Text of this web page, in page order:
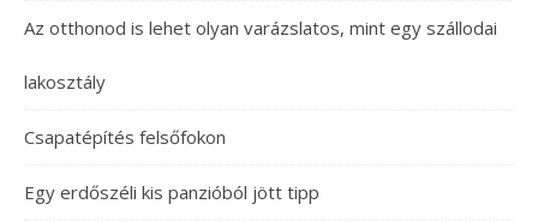
Az otthonod is lehet olyan varázslatos, mint egy szállodai
lakosztály
Csapatépítés felsőfokon
Egy erdőszéli kis panzióból jött tipp